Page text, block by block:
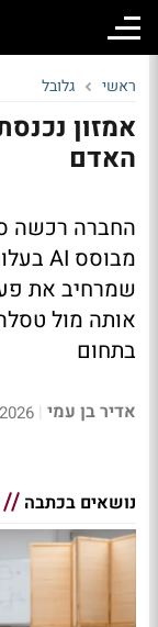
ראשי גלובל
אמזון
האדם
החברה רכשה
שמרחיב את
אותה מול
בתחום
אדיר בן עמי |
20:59
נושאים בכתבה